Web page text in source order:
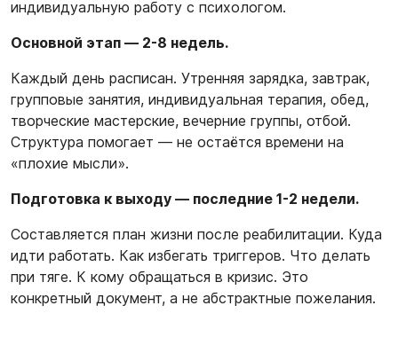
индивидуальную работу с психологом.
Основной этап — 2-8 недель.
Каждый день расписан. Утренняя зарядка, завтрак,
групповые занятия, индивидуальная терапия, обед,
творческие мастерские, вечерние группы, отбой.
Структура помогает — не остаётся времени на
«плохие мысли».
Подготовка к выходу — последние 1-2 недели.
Составляется план жизни после реабилитации. Куда
идти работать. Как избегать триггеров. Что делать
при тяге. К кому обращаться в кризис. Это
конкретный документ, а не абстрактные пожелания.